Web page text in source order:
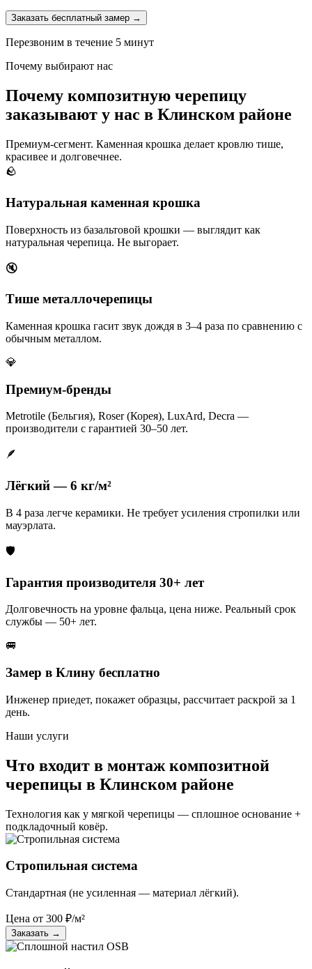
Заказать бесплатный замер →
Перезвоним в течение 5 минут
Почему выбирают нас
Почему композитную черепицу
заказывают у нас в Клинском районе
Премиум-сегмент. Каменная крошка делает кровлю тише,
красивее и долговечнее.
🪨
Натуральная каменная крошка
Поверхность из базальтовой крошки — выглядит как
натуральная черепица. Не выгорает.
🔇
Тише металлочерепицы
Каменная крошка гасит звук дождя в 3–4 раза по сравнению с
обычным металлом.
💎
Премиум-бренды
Metrotile (Бельгия), Roser (Корея), LuxArd, Decra —
производители с гарантией 30–50 лет.
🪶
Лёгкий — 6 кг/м²
В 4 раза легче керамики. Не требует усиления стропилки или
мауэрлата.
🛡️
Гарантия производителя 30+ лет
Долговечность на уровне фальца, цена ниже. Реальный срок
службы — 50+ лет.
🚐
Замер в Клину бесплатно
Инженер приедет, покажет образцы, рассчитает раскрой за 1
день.
Наши услуги
Что входит в монтаж композитной
черепицы в Клинском районе
Технология как у мягкой черепицы — сплошное основание +
подкладочный ковёр.
Стропильная система
Стандартная (не усиленная — материал лёгкий).
Цена от 300 ₽/м²
Заказать →